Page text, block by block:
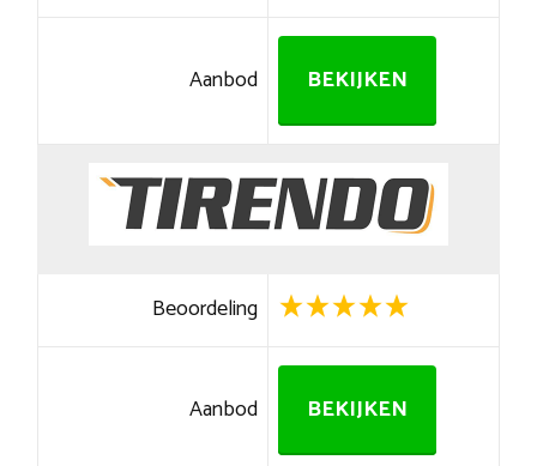
Aanbod BEKIJKEN
Beoordeling
Aanbod BEKIJKEN